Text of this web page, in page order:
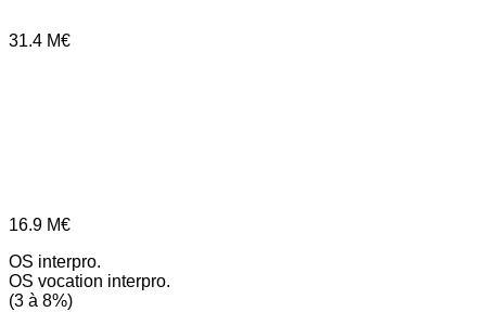
31.4 M€
16.9 M€
OS interpro.
OS vocation interpro.
(3 à 8%)